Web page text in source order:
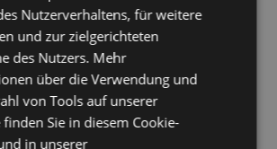
569 )
Download
Nutzerverhaltens, für weitere
und zur zielgerichteten
des Nutzers. Mehr
über die Verwendung und
von Tools auf unserer
finden Sie in diesem Cookie-
in unserer